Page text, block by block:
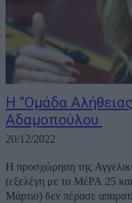
Η “Ομάδα
Αδαμοπούλου
20/12/2022
Η προσχώρηση της
(εξελέγη με το ΜέΡΑ 25
Μάρτιο) δεν πέρασε